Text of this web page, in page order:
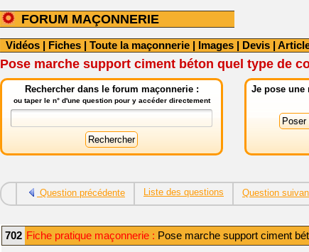
FORUM MAÇONNERIE
Vidéos | Fiches | Toute la maçonnerie | Images | Devis |
Pose marche support ciment béton quel type de
Rechercher dans le forum maçonnerie :
ou taper le n° d'une question pour y accéder directement
Je pose une
Question précédente Liste des questions Question
702 Fiche pratique maçonnerie : Pose marche support ciment